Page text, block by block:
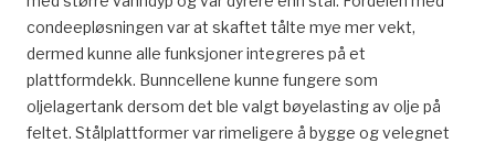
condeepløsningen var at skaftet tålte mye mer vekt,
dermed kunne alle funksjoner integreres på et
plattformdekk. Bunncellene kunne fungere som
oljelagertank dersom det ble valgt bøyelasting av olje på
feltet. Stålplattformer var rimeligere å bygge og velegnet